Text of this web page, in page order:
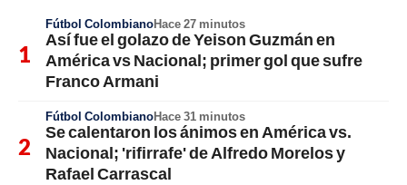
Fútbol ColombianoHace 27 minutos
Así fue el golazo de Yeison Guzmán en
América vs Nacional; primer gol que sufre
Franco Armani
Fútbol ColombianoHace 31 minutos
Se calentaron los ánimos en América vs.
Nacional; 'rifirrafe' de Alfredo Morelos y
Rafael Carrascal